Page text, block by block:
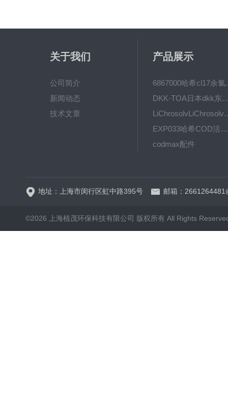
关于我们
公司简介
新闻动态
技术文章
产品展示
6867000
DKK-TOA日本dkk东亚电
EXP033哈希COD活塞泵价格 EXP033
codmax配件
地址：上海市闵行区虹中路395号 邮箱：
©2026 上海植茂环保科技有限公司 版权所有 All Rights